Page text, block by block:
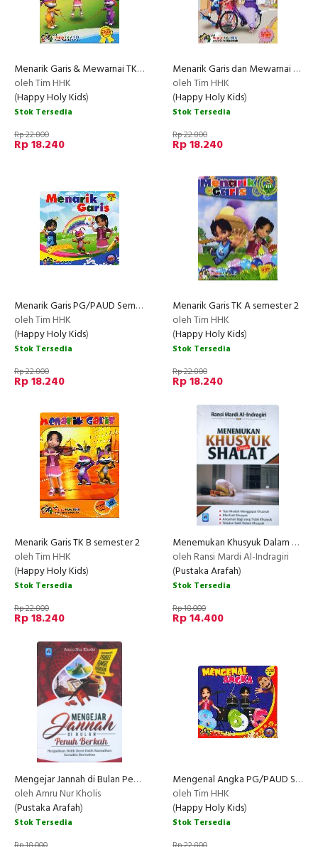
Menarik Garis & Mewarnai TK B semester 1
oleh Tim HHK
(Happy Holy Kids)
Stok Tersedia
Rp 22.800
Rp 18.240
Menarik Garis dan Mewarnai TK A semester 1
oleh Tim HHK
(Happy Holy Kids)
Stok Tersedia
Rp 22.800
Rp 18.240
Menarik Garis PG/PAUD Semester 2
oleh Tim HHK
(Happy Holy Kids)
Stok Tersedia
Rp 22.800
Rp 18.240
Menarik Garis TK A semester 2
oleh Tim HHK
(Happy Holy Kids)
Stok Tersedia
Rp 22.800
Rp 18.240
Menarik Garis TK B semester 2
oleh Tim HHK
(Happy Holy Kids)
Stok Tersedia
Rp 22.800
Rp 18.240
Menemukan Khusyuk Dalam Shalat
oleh Ransi Mardi Al-Indragiri
(Pustaka Arafah)
Stok Tersedia
Rp 18.000
Rp 14.400
Mengejar Jannah di Bulan Penuh Berkah
oleh Amru Nur Kholis
(Pustaka Arafah)
Stok Tersedia
Mengenal Angka PG/PAUD Semester 2
oleh Tim HHK
(Happy Holy Kids)
Stok Tersedia